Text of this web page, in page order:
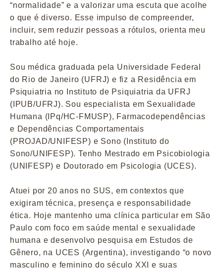
“normalidade” e a valorizar uma escuta que acolhe
o que é diverso. Esse impulso de compreender,
incluir, sem reduzir pessoas a rótulos, orienta meu
trabalho até hoje.
Sou médica graduada pela Universidade Federal
do Rio de Janeiro (UFRJ) e fiz a Residência em
Psiquiatria no Instituto de Psiquiatria da UFRJ
(IPUB/UFRJ). Sou especialista em Sexualidade
Humana (IPq/HC-FMUSP), Farmacodependências
e Dependências Comportamentais
(PROJAD/UNIFESP) e Sono (Instituto do
Sono/UNIFESP). Tenho Mestrado em Psicobiologia
(UNIFESP) e Doutorado em Psicologia (UCES).
Atuei por 20 anos no SUS, em contextos que
exigiram técnica, presença e responsabilidade
ética. Hoje mantenho uma clínica particular em São
Paulo com foco em saúde mental e sexualidade
humana e desenvolvo pesquisa em Estudos de
Gênero, na UCES (Argentina), investigando “o novo
masculino e feminino do século XXI e suas